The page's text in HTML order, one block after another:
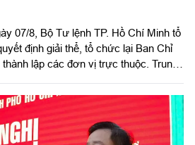
lập các đơn vị trực
07/8, Bộ Tư lệnh TP. Hồ Chí Minh tổ
định giải thể, tổ chức lại Ban Chỉ
lập các đơn vị trực thuộc. Trung
Phó Bí thư Đảng ủy, Tư lệnh
nghị. Thiếu tướng Vũ Văn Điền, Ủy
ủy, Tư lệnh Bộ Tư lệnh TP. Hồ Chí